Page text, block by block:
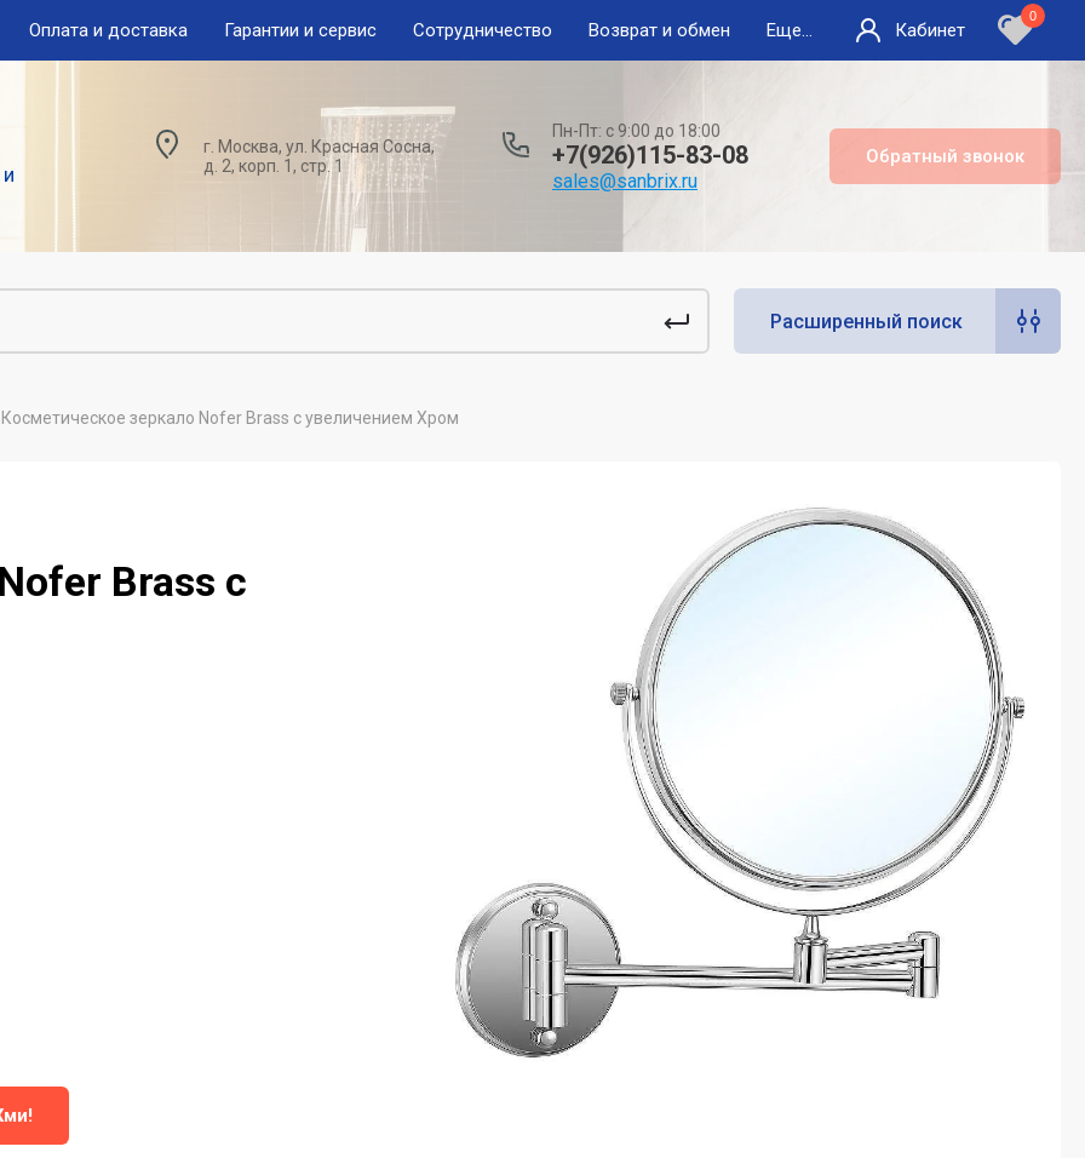
Оплата и доставка Гарантии и сервис Сотрудничество Возврат и обмен Еще... Кабинет
0
г. Москва, ул. Красная Сосна,
д. 2, корп. 1, стр. 1
Пн-Пт: с 9:00 до 18:00
+7(926)115-83-08
sales@sanbrix.ru
Обратный звонок
Расширенный поиск
Косметическое зеркало Nofer Brass с увеличением Хром
Brass с